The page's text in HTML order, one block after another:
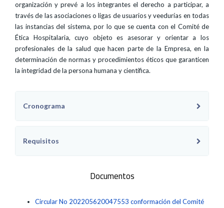
organización y prevé a los integrantes el derecho a participar, a
través de las asociaciones o ligas de usuarios y veedurías en todas
las instancias del sistema, por lo que se cuenta con el Comité de
Ética Hospitalaria, cuyo objeto es asesorar y orientar a los
profesionales de la salud que hacen parte de la Empresa, en la
determinación de normas y procedimientos éticos que garanticen
la integridad de la persona humana y científica.
Cronograma
Requisitos
Documentos
Circular No 202205620047553 conformación del Comité